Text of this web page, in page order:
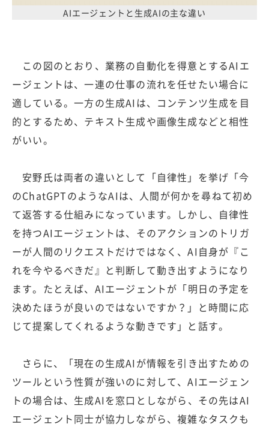
AIエージェントと生成AIの主な違い
この図のとおり、業務の自動化を得意とするAIエ
ージェントは、一連の仕事の流れを任せたい場合に
適している。一方の生成AIは、コンテンツ生成を目
的とするため、テキスト生成や画像生成などと相性
がいい。
安野氏は両者の違いとして「自律性」を挙げ「今
のChatGPTのようなAIは、人間が何かを尋ねて初め
て返答する仕組みになっています。しかし、自律性
を持つAIエージェントは、そのアクションのトリガ
ーが人間のリクエストだけではなく、AI自身が『こ
れを今やるべきだ』と判断して動き出すようになり
ます。たとえば、AIエージェントが「明日の予定を
決めたほうが良いのではないですか？」と時間に応
じて提案してくれるような動きです」と話す。
さらに、「現在の生成AIが情報を引き出すための
ツールという性質が強いのに対して、AIエージェン
トの場合は、生成AIを窓口としながら、その先はAI
エージェント同士が協力しながら、複雑なタスクも